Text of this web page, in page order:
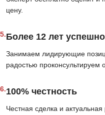
цену.
5.Более 12 лет
Занимаем лидирующие
радостью проконсультируем
6.100% честность
Честная сделка и